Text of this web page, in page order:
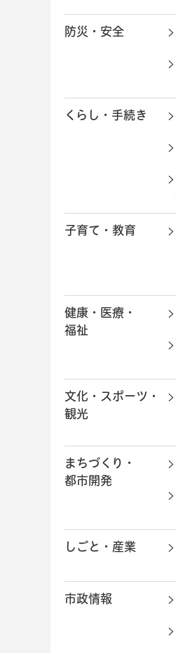
防災・安全
くらし・手続き
子育て・教育
健康・医療・
福祉
文化・スポーツ・
観光
まちづくり・
都市開発
しごと・産業
市政情報